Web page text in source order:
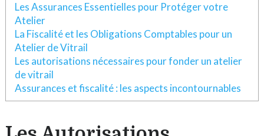
Les Assurances Essentielles pour Protéger votre
Atelier
La Fiscalité et les Obligations Comptables pour un
Atelier de Vitrail
Les autorisations nécessaires pour fonder un atelier
de vitrail
Assurances et fiscalité : les aspects incontournables